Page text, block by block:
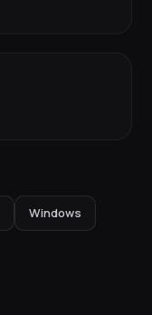
Windows